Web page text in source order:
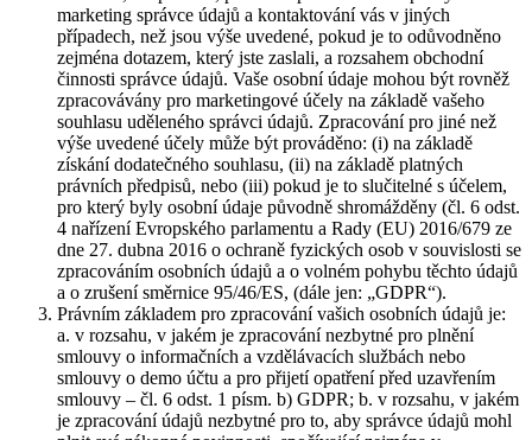
marketing správce údajů a kontaktování vás v jiných
případech, než jsou výše uvedené, pokud je to odůvodněno
zejména dotazem, který jste zaslali, a rozsahem obchodní
činnosti správce údajů. Vaše osobní údaje mohou být rovněž
zpracovávány pro marketingové účely na základě vašeho
souhlasu uděleného správci údajů. Zpracování pro jiné než
výše uvedené účely může být prováděno: (i) na základě
získání dodatečného souhlasu, (ii) na základě platných
právních předpisů, nebo (iii) pokud je to slučitelné s účelem,
pro který byly osobní údaje původně shromážděny (čl. 6 odst.
4 nařízení Evropského parlamentu a Rady (EU) 2016/679 ze
dne 27. dubna 2016 o ochraně fyzických osob v souvislosti se
zpracováním osobních údajů a o volném pohybu těchto údajů
a o zrušení směrnice 95/46/ES, (dále jen: „GDPR“).
Právním základem pro zpracování vašich osobních údajů je:
a. v rozsahu, v jakém je zpracování nezbytné pro plnění
smlouvy o informačních a vzdělávacích službách nebo
smlouvy o demo účtu a pro přijetí opatření před uzavřením
smlouvy – čl. 6 odst. 1 písm. b) GDPR; b. v rozsahu, v jakém
je zpracování údajů nezbytné pro to, aby správce údajů mohl